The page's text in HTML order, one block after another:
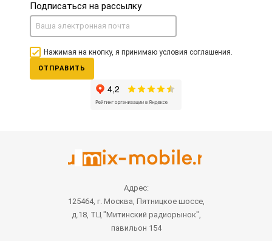
Подписаться на рассылку
Нажимая на кнопку, я принимаю условия соглашения.
ОТПРАВИТЬ
Адрес:
125464, г. Москва, Пятницкое шоссе,
д.18, ТЦ "Митинский радиорынок",
павильон 154